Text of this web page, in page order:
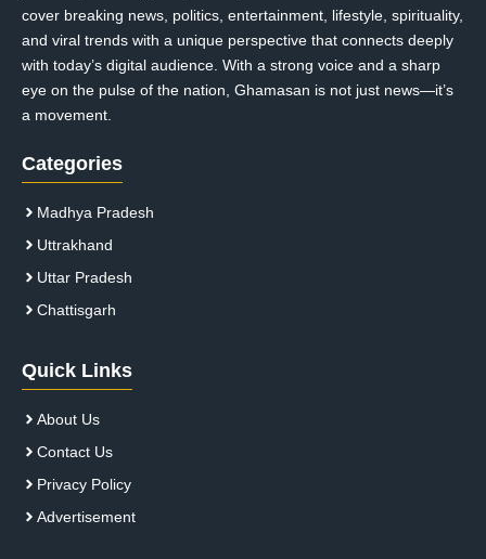
cover breaking news, politics, entertainment, lifestyle, spirituality,
and viral trends with a unique perspective that connects deeply
with today’s digital audience. With a strong voice and a sharp
eye on the pulse of the nation, Ghamasan is not just news—it’s
a movement.
Categories
Madhya Pradesh
Uttrakhand
Uttar Pradesh
Chattisgarh
Quick Links
About Us
Contact Us
Privacy Policy
Advertisement